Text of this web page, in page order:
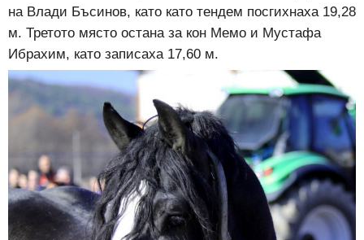
на Влади Бъсинов, като като тендем посгихнаха 19,28
м. Третото място остана за кон Мемо и Мустафа
Ибрахим, като записаха 17,60 м.